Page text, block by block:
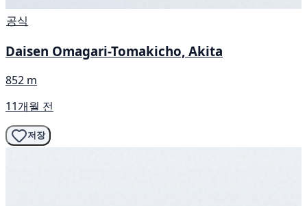
공식
Daisen Omagari-Tomakicho, Akita
852 m
11개월 전
저장